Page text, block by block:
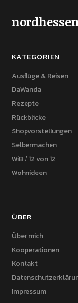
KATEGORIEN
Ausflüge & Reisen
DaWanda
Rezepte
Rückblicke
Shopvorstellungen
Selbermachen
WiB / 12 von 12
Wohnideen
ÜBER
Über mich
Kooperationen
Kontakt
Impressum